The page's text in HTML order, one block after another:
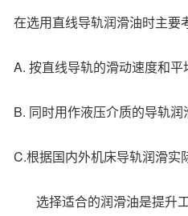
在选用直线导轨润滑油时主要
A. 按直线导轨的滑动速度和平
B. 同时用作液压介质的导轨润
C.根据国内外机床导轨润滑实
选择适合的润滑油是提升工